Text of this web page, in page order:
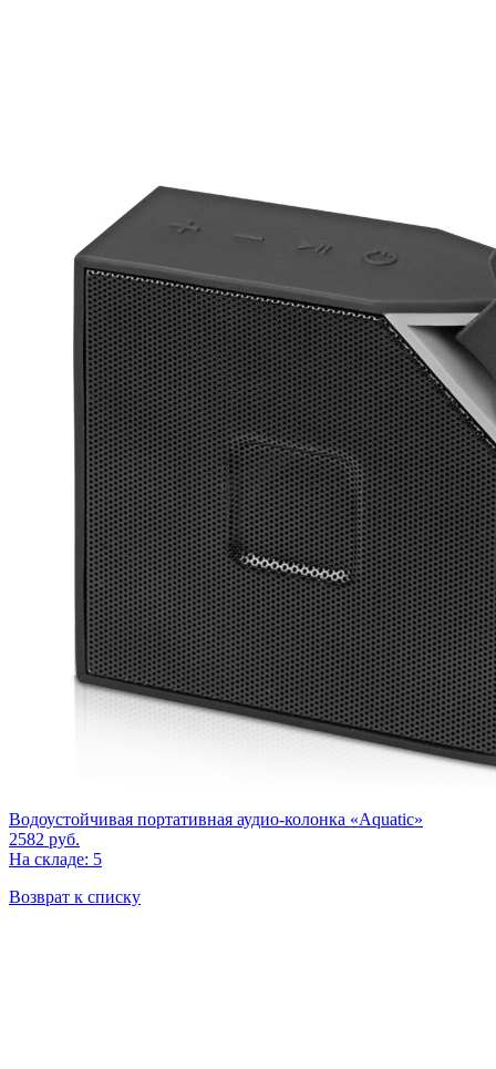
Водоустойчивая портативная аудио-колонка «Aquatic»
2582 руб.
На складе: 5
Возврат к списку